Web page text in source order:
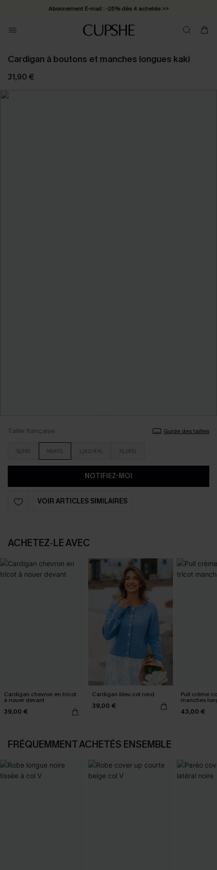
Abonnement E-mail : -25% dès 4 achetés >>
Cardigan à boutons et manches longues kaki
31,90 €
Taille française Guide des tailles
S(38) M(40) L(42/44) XL(46)
NOTIFIEZ-MOI
VOIR ARTICLES SIMILAIRES
ACHETEZ‑LE AVEC
Cardigan chevron en tricot
à nouer devant
39,00 €
Cardigan bleu col rond
39,00 €
Pull crème
manches
43,00 €
FRÉQUEMMENT ACHETÉS ENSEMBLE